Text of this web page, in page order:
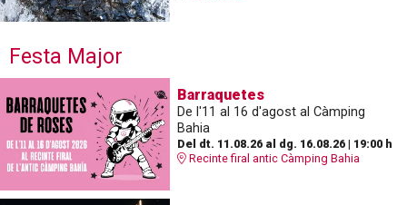
Festa Major
Barraquetes
De l'11 al 16 d'agost al Càmping
Bahia
Del dt. 11.08.26al dg. 16.08.26| 19:00 h
Recinte firal antic Càmping Bahia